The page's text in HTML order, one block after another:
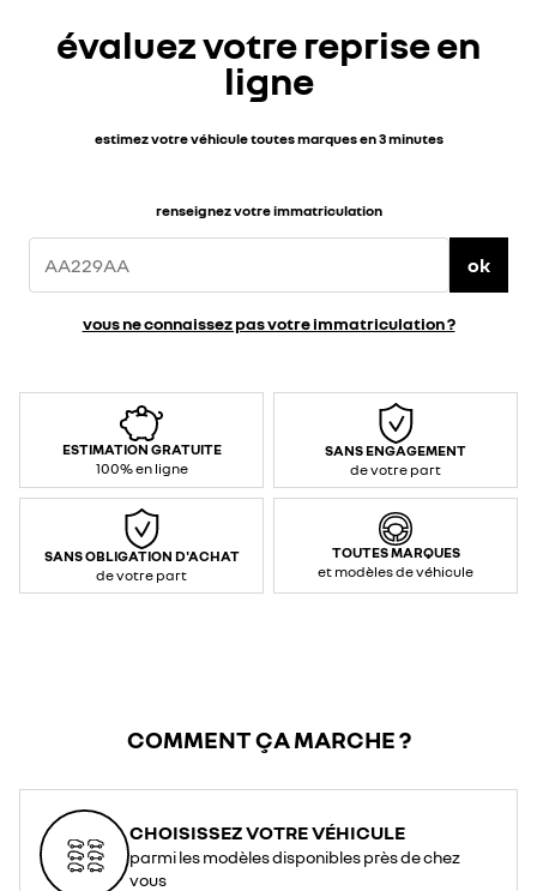
évaluez votre reprise en
ligne
estimez votre véhicule toutes marques en 3 minutes
renseignez votre immatriculation
ok
vous ne connaissez pas votre immatriculation ?
ESTIMATION GRATUITE
100% en ligne
SANS ENGAGEMENT
de votre part
SANS OBLIGATION D'ACHAT
de votre part
TOUTES MARQUES
et modèles de véhicule
COMMENT ÇA MARCHE ?
CHOISISSEZ VOTRE VÉHICULE
parmi les modèles disponibles près de chez
vous